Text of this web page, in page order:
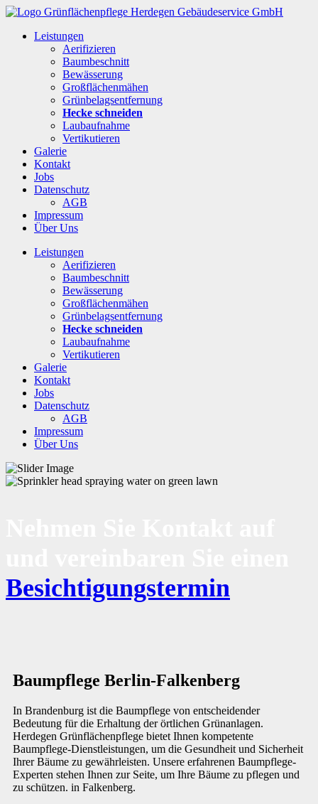
Leistungen
Aerifizieren
Baumbeschnitt
Bewässerung
Großflächenmähen
Grünbelagsentfernung
Hecke schneiden
Laubaufnahme
Vertikutieren
Galerie
Kontakt
Jobs
Datenschutz
AGB
Impressum
Über Uns
Leistungen
Aerifizieren
Baumbeschnitt
Bewässerung
Großflächenmähen
Grünbelagsentfernung
Hecke schneiden
Laubaufnahme
Vertikutieren
Galerie
Kontakt
Jobs
Datenschutz
AGB
Impressum
Über Uns
Besichtigungstermin
Baumpflege Berlin-Falkenberg
In Brandenburg ist die Baumpflege von entscheidender
Bedeutung für die Erhaltung der örtlichen Grünanlagen.
Herdegen Grünflächenpflege bietet Ihnen kompetente
Baumpflege-Dienstleistungen, um die Gesundheit und Sicherheit
Ihrer Bäume zu gewährleisten. Unsere erfahrenen Baumpflege-
Experten stehen Ihnen zur Seite, um Ihre Bäume zu pflegen und
zu schützen. in Falkenberg.